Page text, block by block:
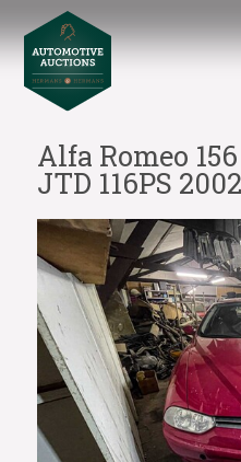
Alfa Romeo
JTD 116PS 2002